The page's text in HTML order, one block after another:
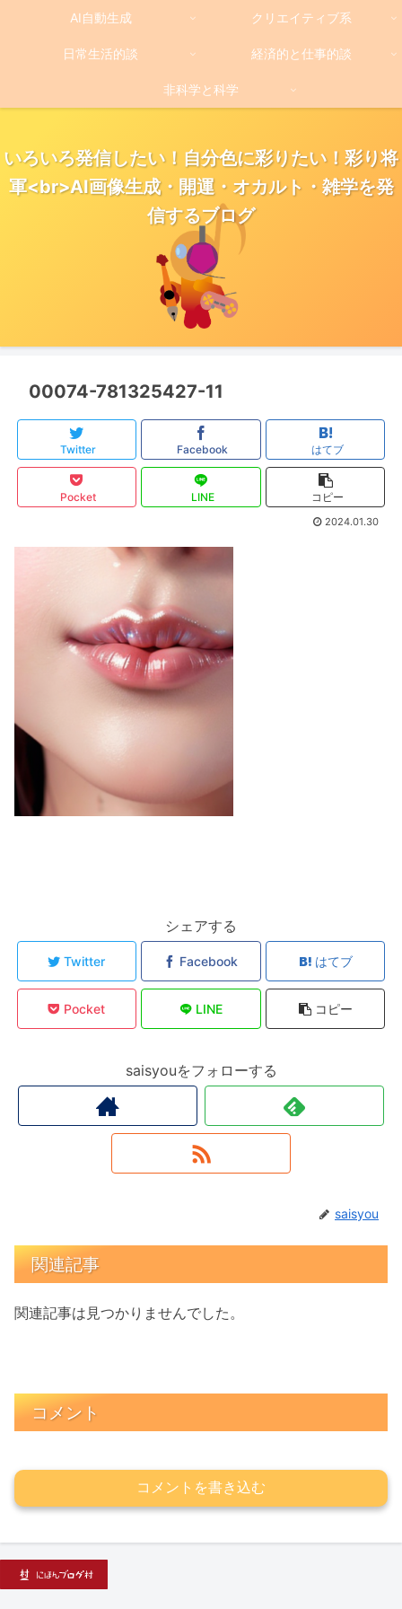
いろいろ発信したい！自分色に彩りたい！彩り将
軍<br>AI画像生成・開運・オカルト・雑学を発
信するブログ
AI自動生成 クリエイティブ系
日常生活的談 経済的と仕事的談
非科学と科学
00074-781325427-11
Twitter Facebook はてブ
Pocket LINE コピー
2024.01.30
シェアする
Twitter Facebook はてブ
Pocket LINE コピー
saisyouをフォローする
saisyou
関連記事
関連記事は見つかりませんでした。
コメント
コメントを書き込む